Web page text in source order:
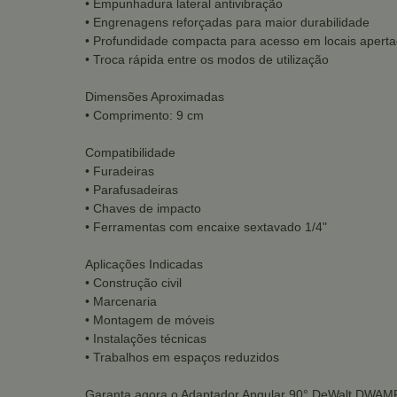
• Empunhadura lateral antivibração
• Engrenagens reforçadas para maior durabilidade
• Profundidade compacta para acesso em locais
• Troca rápida entre os modos de utilização
Dimensões Aproximadas
• Comprimento: 9 cm
Compatibilidade
• Furadeiras
• Parafusadeiras
• Chaves de impacto
• Ferramentas com encaixe sextavado 1/4"
Aplicações Indicadas
• Construção civil
• Marcenaria
• Montagem de móveis
• Instalações técnicas
• Trabalhos em espaços reduzidos